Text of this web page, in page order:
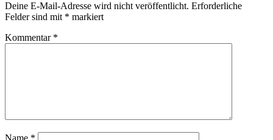
Deine E-Mail-Adresse wird nicht veröffentlicht. Erforderliche
Felder sind mit * markiert
Kommentar *